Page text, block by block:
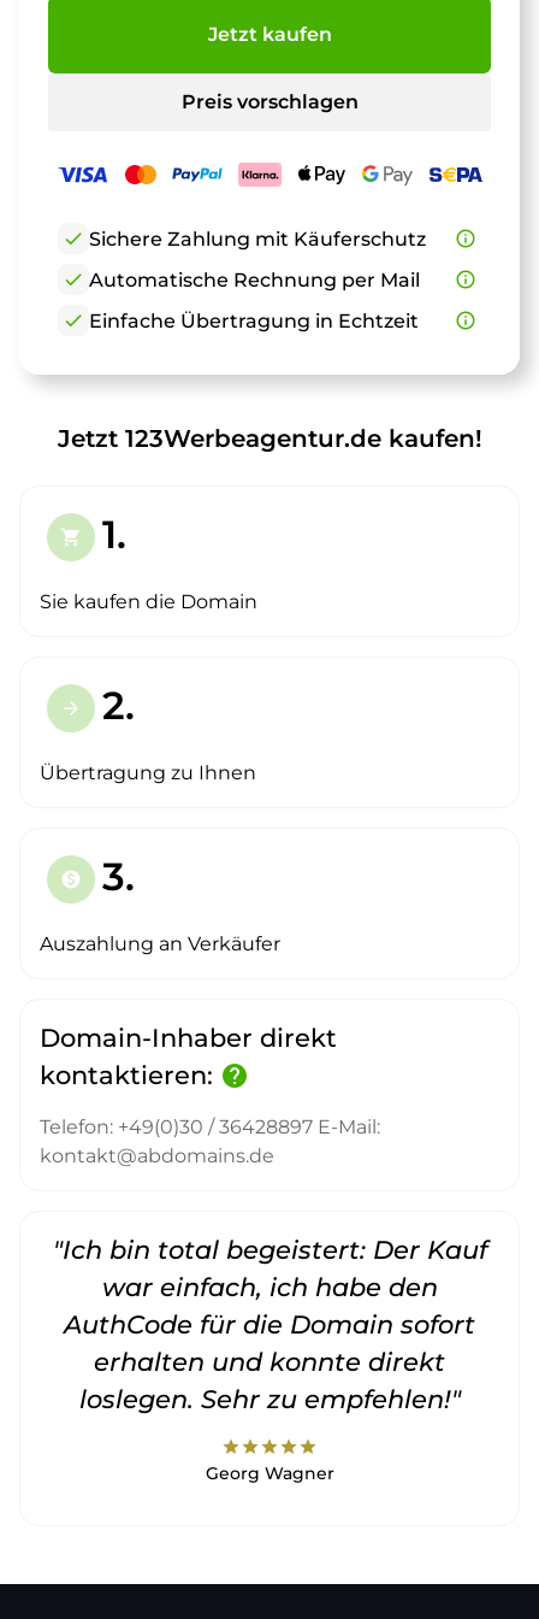
Jetzt kaufen
Preis vorschlagen
check Sichere Zahlung mit Käuferschutz
info_outline
check Automatische Rechnung per Mail
info_outline
check Einfache Übertragung in Echtzeit info_outline
Jetzt 123Werbeagentur.de kaufen!
shopping_cart 1.
Sie kaufen die Domain
arrow_forward 2.
Übertragung zu Ihnen
paid 3.
Auszahlung an Verkäufer
Domain-Inhaber direkt
kontaktieren: help
Telefon: +49(0)30 / 36428897 E-Mail:
kontakt@abdomains.de
"Ich bin total begeistert: Der Kauf
war einfach, ich habe den
AuthCode für die Domain sofort
erhalten und konnte direkt
loslegen. Sehr zu empfehlen!"
starstarstarstarstar
Georg Wagner